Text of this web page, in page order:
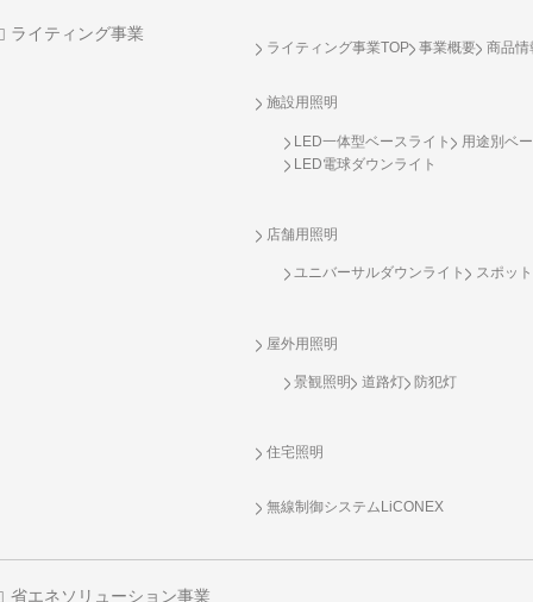
ライティング事業
ライティング事業TOP 事業概要 商品情
施設用照明
LED一体型ベースライト
用途別ベ
LED電球ダウンライト
店舗用照明
ユニバーサルダウンライト スポッ
屋外用照明
景観照明 道路灯 防犯灯
住宅照明
無線制御システム LiCONEX
省エネソリューション事業